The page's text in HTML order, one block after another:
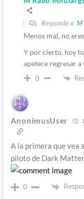
Responde a
Menos mal, no
Y por cierto, hoy
apetece regresar a
0
AnonimusUser
A la primera que vea
piloto de Dark
0